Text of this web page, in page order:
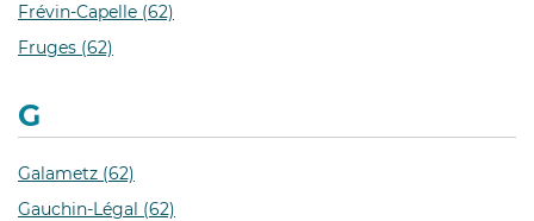
Frévin-Capelle (62)
Fruges (62)
G
Galametz (62)
Gauchin-Légal (62)